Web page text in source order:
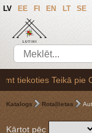
LV EE FI EN LT SE
stacijas
Katalogs Rotaļlietas
Kārtot pēc